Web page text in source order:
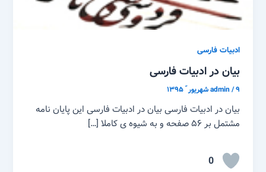
ادبیات فارسی
بیان در ادبیات فارسی
admin/۹ شهریور ّ ۱۳۹۵
بیان در ادبیات فارسی بیان در ادبیات فارسی این پایان نامه
مشتمل بر ۵۶ صفحه و به شیوه ی کاملا […]
0